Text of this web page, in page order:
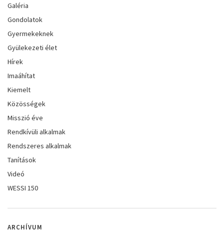
Galéria
Gondolatok
Gyermekeknek
Gyülekezeti élet
Hírek
Imaáhítat
Kiemelt
Közösségek
Misszió éve
Rendkívüli alkalmak
Rendszeres alkalmak
Tanítások
Videó
WESSI 150
ARCHÍVUM